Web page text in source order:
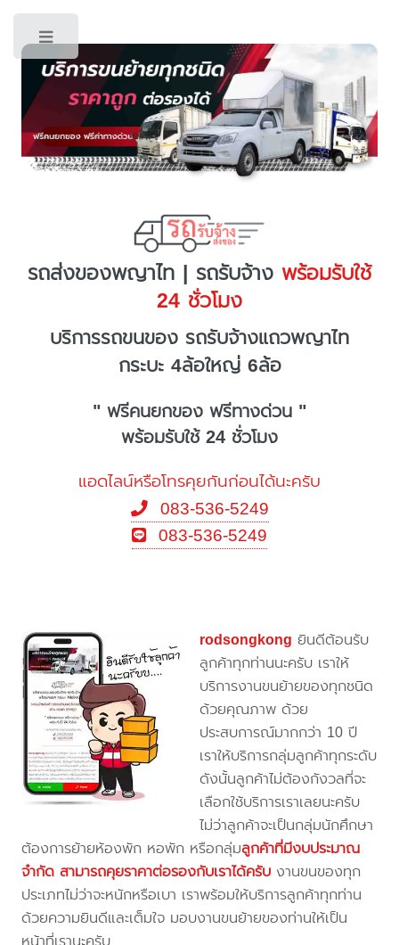
รถส่งของพญาไท | รถรับจ้าง พร้อมรับใช้
24 ชั่วโมง
บริการรถขนของ รถรับจ้างแถวพญาไท
กระบะ 4ล้อใหญ่ 6ล้อ
" ฟรีคนยกของ ฟรีทางด่วน "
พร้อมรับใช้ 24 ชั่วโมง
แอดไลน์หรือโทรคุยกันก่อนได้นะครับ
083-536-5249
083-536-5249
rodsongkong ยินดีต้อนรับ
ลูกค้าทุกท่านนะครับ เราให้
บริการงานขนย้ายของทุกชนิด
ด้วยคุณภาพ ด้วย
ประสบการณ์มากกว่า 10 ปี
เราให้บริการกลุ่มลูกค้าทุกระดับ
ดังนั้นลูกค้าไม่ต้องกังวลที่จะ
เลือกใช้บริการเราเลยนะครับ
ไม่ว่าลูกค้าจะเป็นกลุ่มนักศึกษา
ต้องการย้ายห้องพัก หอพัก หรือกลุ่มลูกค้าที่มีงบประมาณ
จำกัด สามารถคุยราคาต่อรองกับเราได้ครับ งานขนของทุก
ประเภทไม่ว่าจะหนักหรือเบา เราพร้อมให้บริการลูกค้าทุกท่าน
ด้วยความยินดีและเต็มใจ มอบงานขนย้ายของท่านให้เป็น
Toggle